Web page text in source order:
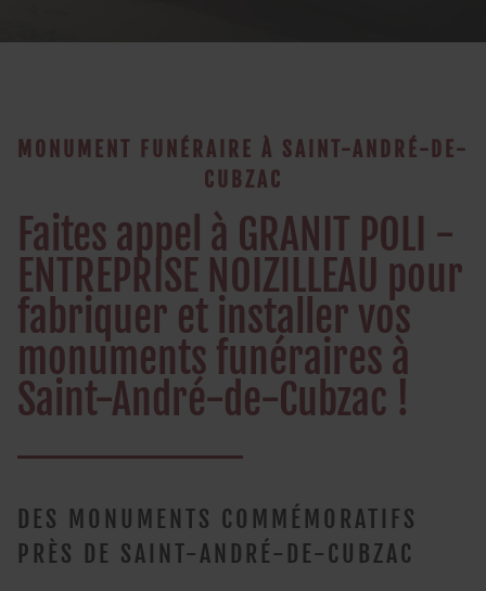
MONUMENT FUNÉRAIRE À SAINT-ANDRÉ-DE-
CUBZAC
Faites appel à GRANIT POLI -
ENTREPRISE NOIZILLEAU pour
fabriquer et installer vos
monuments funéraires à
Saint-André-de-Cubzac !
DES MONUMENTS COMMÉMORATIFS
PRÈS DE SAINT-ANDRÉ-DE-CUBZAC